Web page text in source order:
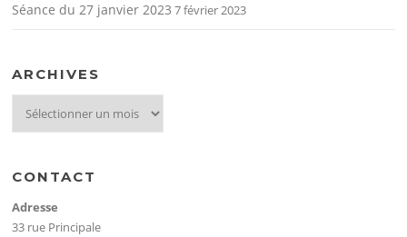
Séance du 27 janvier 2023 7 février 2023
ARCHIVES
CONTACT
Adresse
33 rue Principale